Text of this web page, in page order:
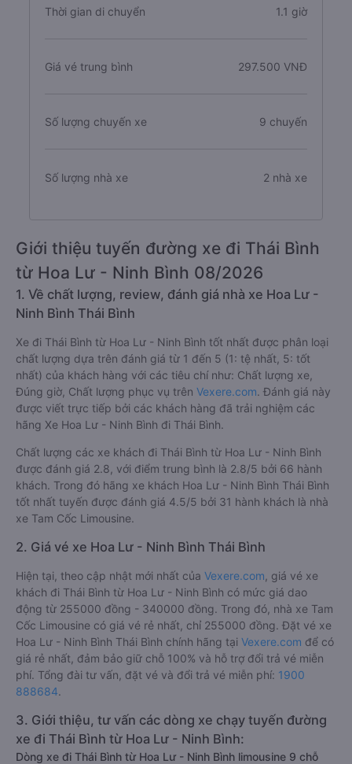
Thời gian di chuyển 1.1 giờ
Giá vé trung bình 297.500 VNĐ
Số lượng chuyến xe 9 chuyến
Số lượng nhà xe 2 nhà xe
Giới thiệu tuyến đường xe đi Thái Bình
từ Hoa Lư - Ninh Bình 08/2026
1. Về chất lượng, review, đánh giá nhà xe Hoa Lư -
Ninh Bình Thái Bình
Xe đi Thái Bình từ Hoa Lư - Ninh Bình tốt nhất được phân loại
chất lượng dựa trên đánh giá từ 1 đến 5 (1: tệ nhất, 5: tốt
nhất) của khách hàng với các tiêu chí như: Chất lượng xe,
Đúng giờ, Chất lượng phục vụ trên Vexere.com. Đánh giá này
được viết trực tiếp bởi các khách hàng đã trải nghiệm các
hãng Xe Hoa Lư - Ninh Bình đi Thái Bình.
Chất lượng các xe khách đi Thái Bình từ Hoa Lư - Ninh Bình
được đánh giá 2.8, với điểm trung bình là 2.8/5 bởi 66 hành
khách. Trong đó hãng xe khách Hoa Lư - Ninh Bình Thái Bình
tốt nhất tuyến được đánh giá 4.5/5 bởi 31 hành khách là nhà
xe Tam Cốc Limousine.
2. Giá vé xe Hoa Lư - Ninh Bình Thái Bình
Hiện tại, theo cập nhật mới nhất của Vexere.com , giá vé xe
khách đi Thái Bình từ Hoa Lư - Ninh Bình có mức giá dao
động từ 255000 đồng - 340000 đồng. Trong đó, nhà xe Tam
Cốc Limousine có giá vé rẻ nhất, chỉ 255000 đồng. Đặt vé xe
Hoa Lư - Ninh Bình Thái Bình chính hãng tại Vexere.com để có
giá rẻ nhất, đảm bảo giữ chỗ 100% và hỗ trợ đổi trả vé miễn
phí. Tổng đài tư vấn, đặt vé và đổi trả vé miễn phí: 1900
888684.
3. Giới thiệu, tư vấn các dòng xe chạy tuyến đường
xe đi Thái Bình từ Hoa Lư - Ninh Bình:
Dòng xe đi Thái Bình từ Hoa Lư - Ninh Bình limousine 9 chỗ